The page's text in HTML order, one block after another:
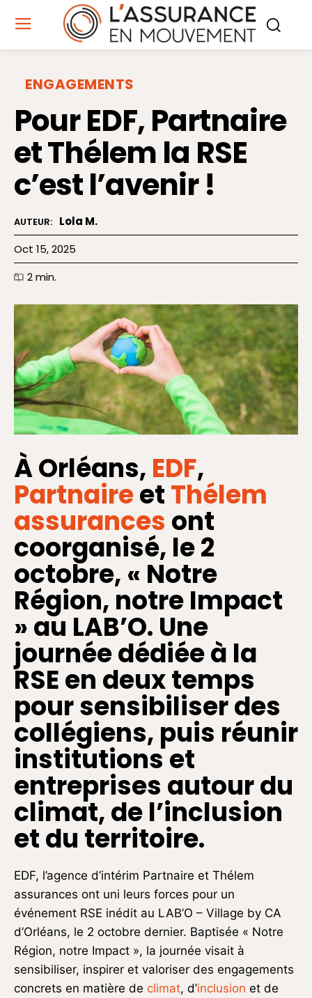
ENGAGEMENTS
Pour EDF, Partnaire
et Thélem la RSE
c’est l’avenir !
AUTEUR: Lola M.
Oct 15, 2025
2min.
À Orléans, EDF,
PartnaireetThélem
assurances ont
coorganisé, le 2
octobre, « Notre
Région, notre Impact
» au LAB’O. Une
journée dédiée à la
RSE en deux temps
pour sensibiliser des
collégiens, puis réunir
institutions et
entreprises autour du
climat, de l’inclusion
et du territoire.
EDF, l’agence d’intérim Partnaire et Thélem
assurances ont uni leurs forces pour un
événement RSE inédit au LAB’O – Village by CA
d’Orléans, le 2 octobre dernier. Baptisée « Notre
Région, notre Impact », la journée visait à
sensibiliser, inspirer et valoriser des engagements
concrets en matière de climat, d’inclusion et de